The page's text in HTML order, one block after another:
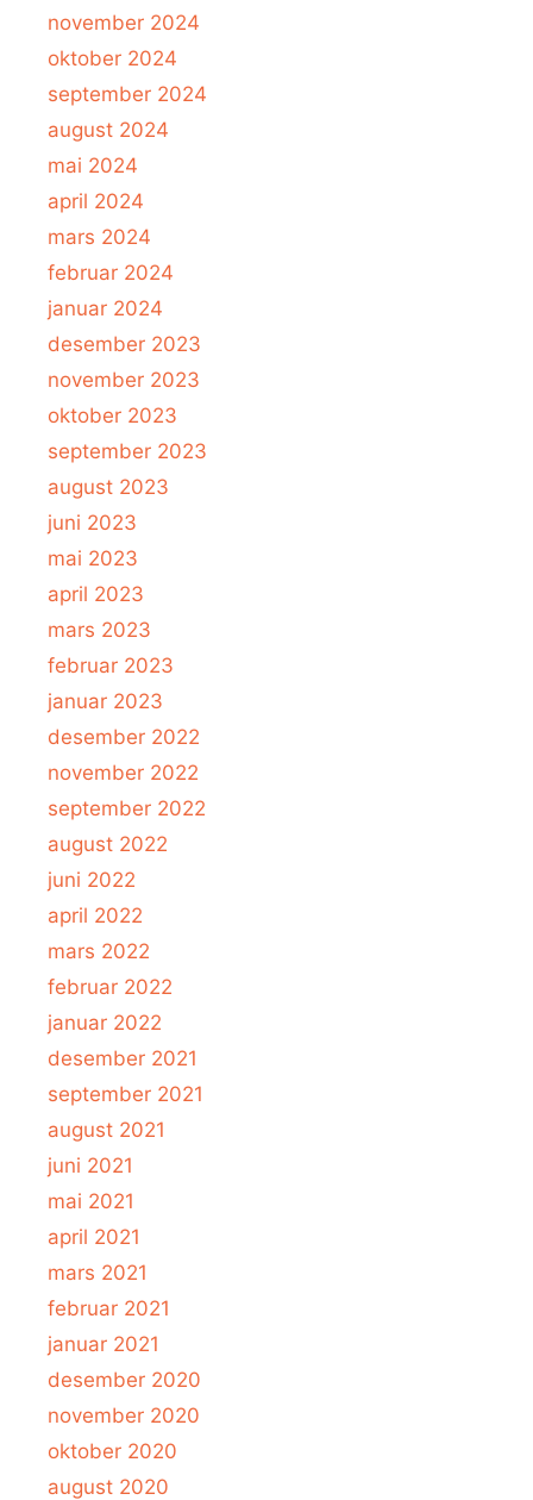
november 2024
oktober 2024
september 2024
august 2024
mai 2024
april 2024
mars 2024
februar 2024
januar 2024
desember 2023
november 2023
oktober 2023
september 2023
august 2023
juni 2023
mai 2023
april 2023
mars 2023
februar 2023
januar 2023
desember 2022
november 2022
september 2022
august 2022
juni 2022
april 2022
mars 2022
februar 2022
januar 2022
desember 2021
september 2021
august 2021
juni 2021
mai 2021
april 2021
mars 2021
februar 2021
januar 2021
desember 2020
november 2020
oktober 2020
august 2020